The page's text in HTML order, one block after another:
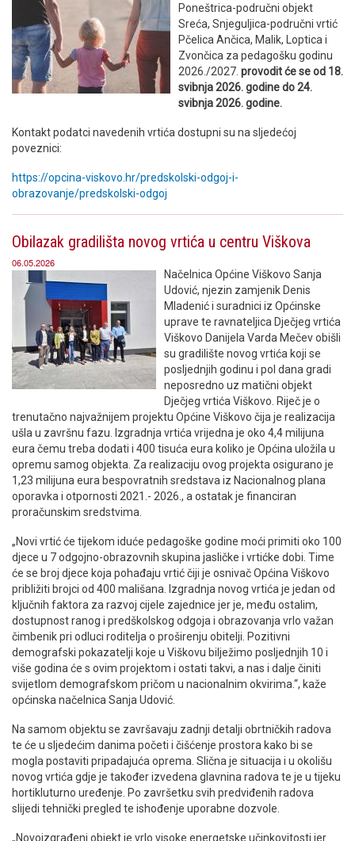
Poneštrica-područni objekt
Sreća, Snjeguljica-područni vrtić
Pčelica Ančica, Malik, Loptica i
Zvončica za pedagošku godinu
2026./2027. provodit će se od 18.
svibnja 2026. godine do 24.
svibnja 2026. godine.
Kontakt podatci navedenih vrtića dostupni su na sljedećoj
poveznici:
https://opcina-viskovo.hr/predskolski-odgoj-i-
obrazovanje/predskolski-odgoj
Obilazak gradilišta novog vrtića u centru Viškova
06.05.2026
Načelnica Općine Viškovo Sanja
Udović, njezin zamjenik Denis
Mladenić i suradnici iz Općinske
uprave te ravnateljica Dječjeg vrtića
Viškovo Danijela Varda Mečev obišli
su gradilište novog vrtića koji se
posljednjih godinu i pol dana gradi
neposredno uz matični objekt
Dječjeg vrtića Viškovo. Riječ je o
trenutačno najvažnijem projektu Općine Viškovo čija je realizacija
ušla u završnu fazu. Izgradnja vrtića vrijedna je oko 4,4 milijuna
eura čemu treba dodati i 400 tisuća eura koliko je Općina uložila u
opremu samog objekta. Za realizaciju ovog projekta osigurano je
1,23 milijuna eura bespovratnih sredstava iz Nacionalnog plana
oporavka i otpornosti 2021.- 2026., a ostatak je financiran
proračunskim sredstvima.
„Novi vrtić će tijekom iduće pedagoške godine moći primiti oko 100
djece u 7 odgojno-obrazovnih skupina jasličke i vrtićke dobi. Time
će se broj djece koja pohađaju vrtić čiji je osnivač Općina Viškovo
približiti brojci od 400 mališana. Izgradnja novog vrtića je jedan od
ključnih faktora za razvoj cijele zajednice jer je, među ostalim,
dostupnost ranog i predškolskog odgoja i obrazovanja vrlo važan
čimbenik pri odluci roditelja o proširenju obitelji. Pozitivni
demografski pokazatelji koje u Viškovu bilježimo posljednjih 10 i
više godina će s ovim projektom i ostati takvi, a nas i dalje činiti
svijetlom demografskom pričom u nacionalnim okvirima.“, kaže
općinska načelnica Sanja Udović.
Na samom objektu se završavaju zadnji detalji obrtničkih radova
te će u sljedećim danima početi i čišćenje prostora kako bi se
mogla postaviti pripadajuća oprema. Slična je situacija i u okolišu
novog vrtića gdje je također izvedena glavnina radova te je u tijeku
hortikluturno uređenje. Po završetku svih predviđenih radova
slijedi tehnički pregled te ishođenje uporabne dozvole.
„Novoizgrađeni objekt je vrlo visoke energetske učinkovitosti jer